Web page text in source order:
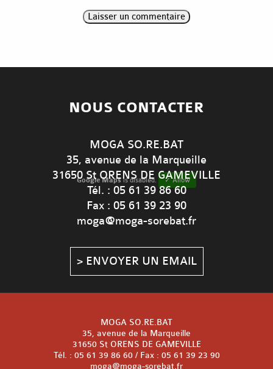
Google Maps is disabled. ✓ Allow
NOUS CONTACTER
MOGA SO.RE.BAT
35, avenue de la Marqueille
31650 St ORENS DE GAMEVILLE
Tél. : 05 61 39 86 60
Fax : 05 61 39 23 90
moga@moga-sorebat.fr
> ENVOYER UN EMAIL
MOGA SO.RE.BAT
35, avenue de la Marqueille
31650 St ORENS DE GAMEVILLE
Tél. : 05 61 39 86 60 / Fax : 05 61 39 23 90
moga@moga-sorebat.fr